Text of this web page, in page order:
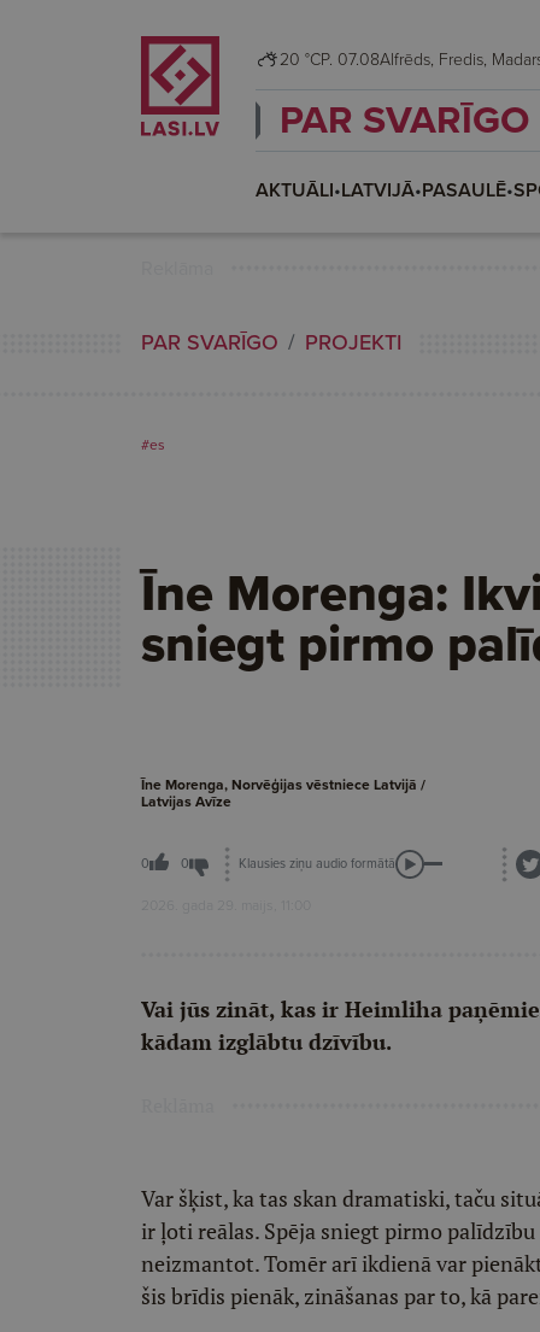
20 °CP. 07.08 Alfrēds, Fredis,
PAR SVARĪGO
AKTUĀLI•LATVIJĀ•PASAULĒ•
PAR SVARĪGO PROJEKTI
#es
Īne Morenga:
sniegt pirmo
Īne Morenga, Norvēģijas vēstniece Latvijā /
Latvijas Avīze
0 0 Klausies ziņu audio formātā
2026. gada 29. maijs, 11:00
Vai jūs zināt, kas ir Heimliha
kādam izglābtu dzīvību.
Var šķist, ka tas skan dramatiski, taču
ir ļoti reālas. Spēja sniegt pirmo
neizmantot. Tomēr arī ikdienā var
šis brīdis pienāk, zināšanas par to, kā